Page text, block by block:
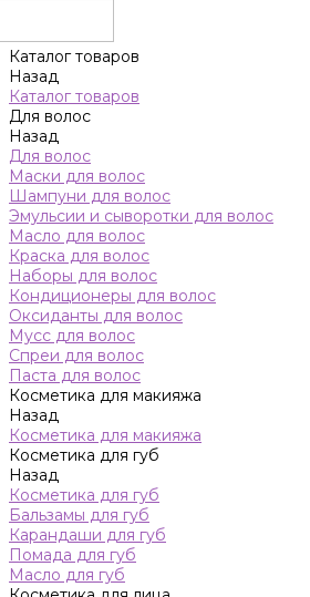
Каталог товаров
Назад
Каталог товаров
Для волос
Назад
Для волос
Маски для волос
Шампуни для волос
Эмульсии и сыворотки для волос
Масло для волос
Краска для волос
Наборы для волос
Кондиционеры для волос
Оксиданты для волос
Мусс для волос
Спреи для волос
Паста для волос
Косметика для макияжа
Назад
Косметика для макияжа
Косметика для губ
Назад
Косметика для губ
Бальзамы для губ
Карандаши для губ
Помада для губ
Масло для губ